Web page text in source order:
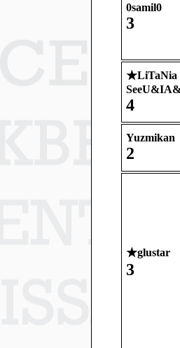
0samil0
3
★LiTaNia
4
Yuzmikan
2
★glustar
3